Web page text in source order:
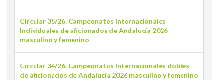
Circular 35/26. Campeonatos Internacionales
Individuales de aficionados de Andalucía 2026
masculino y femenino
Circular 34/26. Campeonatos Internacionales dobles
de aficionados de Andalucía 2026 masculino y femenino